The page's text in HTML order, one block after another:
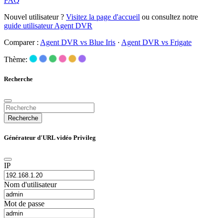
Nouvel utilisateur ? Visitez la page d'accueil ou consultez notre
guide utilisateur Agent DVR
Comparer : Agent DVR vs Blue Iris · Agent DVR vs Frigate
Thème:
Recherche
Recherche
Générateur d'URL vidéo Privileg
IP
Nom d'utilisateur
Mot de passe